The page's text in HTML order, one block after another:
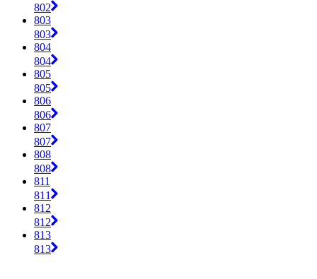
802
803
803
804
804
805
805
806
806
807
807
808
808
811
811
812
812
813
813